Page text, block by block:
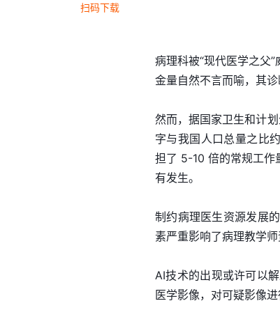
扫码下载
病理科被“现代医学之父
金量自然不言而喻，其
然而，据国家卫生和计
字与我国人口总量之比
担了 5-10 倍的常规工作
有发生。
制约病理医生资源发展
素严重影响了病理教学师
AI技术的出现或许可以
医学影像，对可疑影像